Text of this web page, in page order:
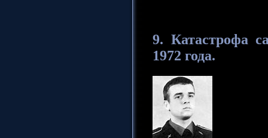
9. Катастрофа
1972 года.